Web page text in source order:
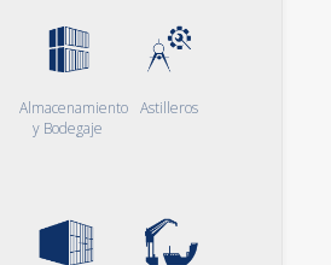
Almacenamiento
y Bodegaje
Astilleros